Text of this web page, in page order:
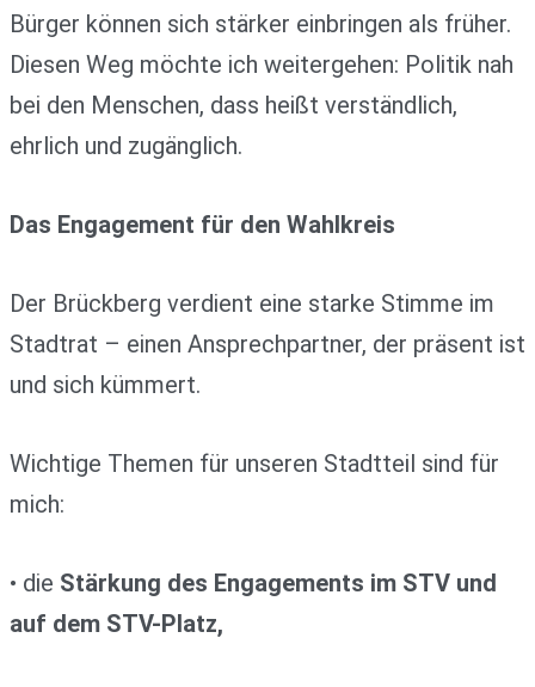
Bürger können sich stärker einbringen als früher.
Diesen Weg möchte ich weitergehen: Politik nah
bei den Menschen, dass heißt verständlich,
ehrlich und zugänglich.
Das Engagement für den Wahlkreis
Der Brückberg verdient eine starke Stimme im
Stadtrat – einen Ansprechpartner, der präsent ist
und sich kümmert.
Wichtige Themen für unseren Stadtteil sind für
mich:
• die Stärkung des Engagements im STV und
auf dem STV-Platz,